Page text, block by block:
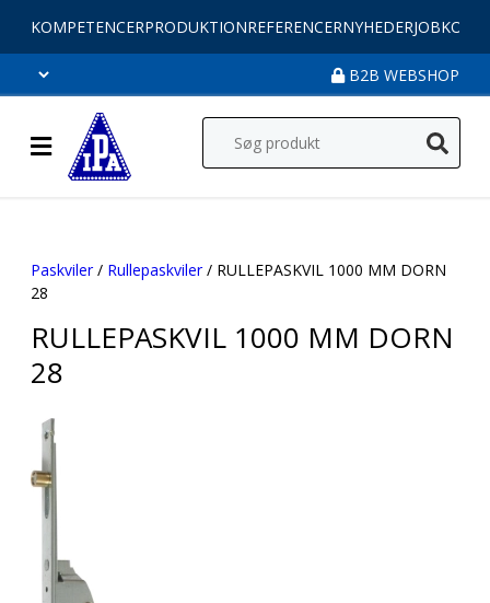
KOMPETENCERPRODUKTIONREFERENCERNYHEDERJOB
B2B WEBSHOP
Paskviler/ Rullepaskviler/ RULLEPASKVIL 1000 MM DORN
28
RULLEPASKVIL 1000 MM DORN
28